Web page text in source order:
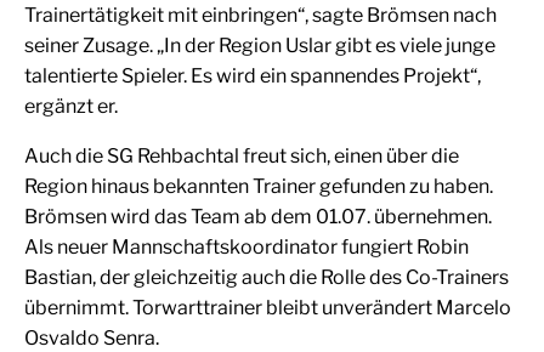
Trainertätigkeit mit einbringen“, sagte Brömsen nach
seiner Zusage. „In der Region Uslar gibt es viele junge
talentierte Spieler. Es wird ein spannendes Projekt“,
ergänzt er.
Auch die SG Rehbachtal freut sich, einen über die
Region hinaus bekannten Trainer gefunden zu haben.
Brömsen wird das Team ab dem 01.07. übernehmen.
Als neuer Mannschaftskoordinator fungiert Robin
Bastian, der gleichzeitig auch die Rolle des Co-Trainers
übernimmt. Torwarttrainer bleibt unverändert Marcelo
Osvaldo Senra.